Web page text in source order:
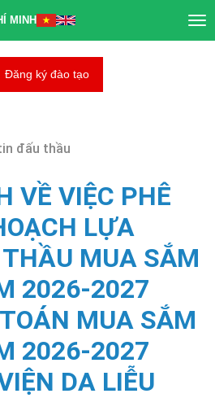
MINH
Đăng ký đào tạo
đấu thầu
VỀ VIỆC PHÊ
LỰA
MUA SẮM
2026-2027
MUA SẮM
2026-2027
DA LIỄU